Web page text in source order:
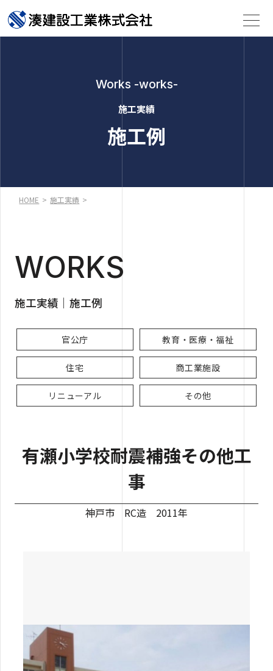
Works -works-
施工実績
施工例
HOME > 施工実績 >
WORKS
施工実績｜施工例
官公庁 教育・医療・福祉
住宅 商工業施設
リニューアル その他
有瀬小学校耐震補強その他工
事
神戸市 RC造 2011年